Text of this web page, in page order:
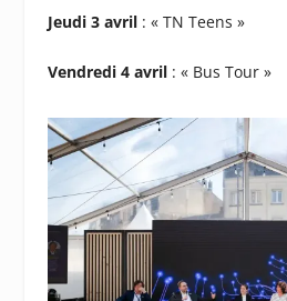
Jeudi 3 avril: « TN Teens »
Vendredi 4 avril: « Bus Tour »